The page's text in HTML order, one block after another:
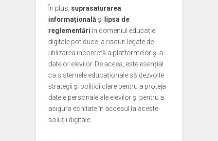
În plus, suprasaturarea
informațională și lipsa de
reglementări în domeniul educației
digitale pot duce la riscuri legate de
utilizarea incorectă a platformelor și a
datelor elevilor. De aceea, este esențial
ca sistemele educaționale să dezvolte
strategii și politici clare pentru a proteja
datele personale ale elevilor și pentru a
asigura echitate în accesul la aceste
soluții digitale.